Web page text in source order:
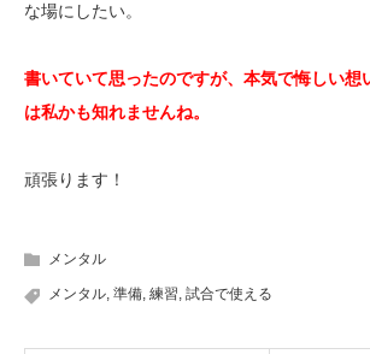
な場にしたい。
書いていて思ったのですが、本気で悔しい想
は私かも知れませんね。
頑張ります！
メンタル
メンタル, 準備, 練習, 試合で使える